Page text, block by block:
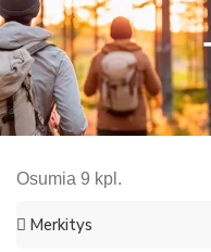
Osumia 9 kpl.